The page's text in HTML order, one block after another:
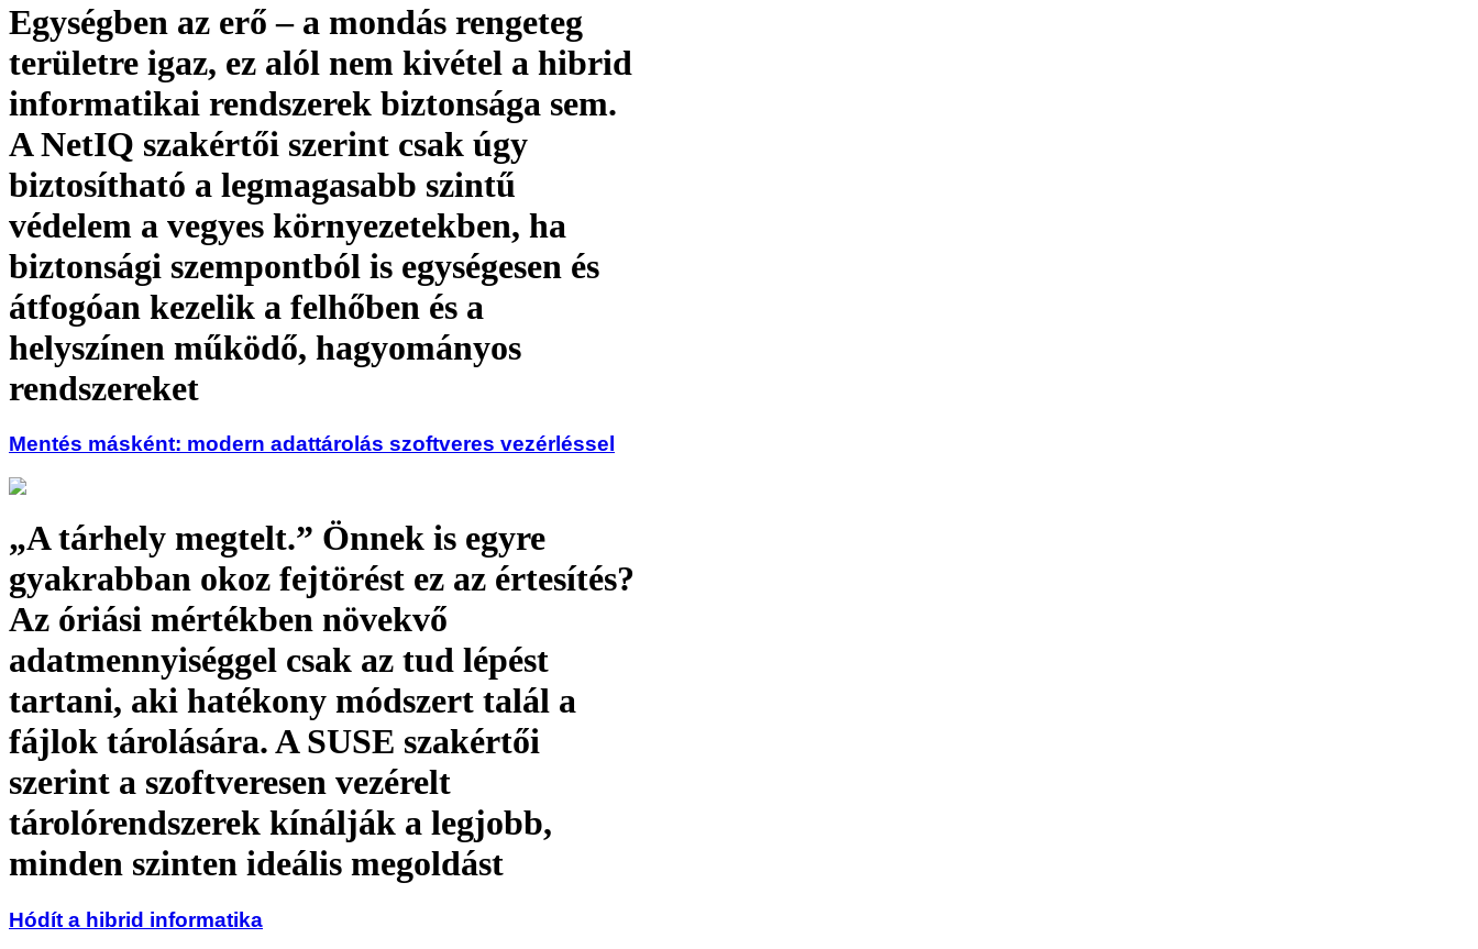
Egységben az erő – a mondás rengeteg
területre igaz, ez alól nem kivétel a hibrid
informatikai rendszerek biztonsága sem.
A NetIQ szakértői szerint csak úgy
biztosítható a legmagasabb szintű
védelem a vegyes környezetekben, ha
biztonsági szempontból is egységesen és
átfogóan kezelik a felhőben és a
helyszínen működő, hagyományos
rendszereket
Mentés másként: modern adattárolás szoftveres vezérléssel
„A tárhely megtelt.” Önnek is egyre
gyakrabban okoz fejtörést ez az értesítés?
Az óriási mértékben növekvő
adatmennyiséggel csak az tud lépést
tartani, aki hatékony módszert talál a
fájlok tárolására. A SUSE szakértői
szerint a szoftveresen vezérelt
tárolórendszerek kínálják a legjobb,
minden szinten ideális megoldást
Hódít a hibrid informatika